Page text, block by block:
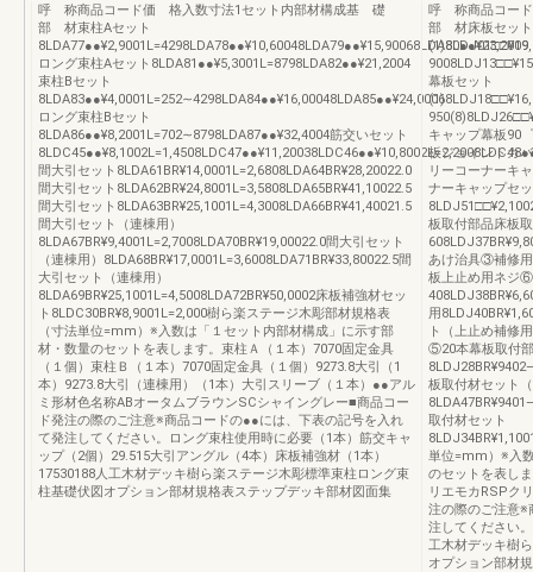
呼 称商品コード価 格入数寸法1セット内部材構成基 礎
部 材束柱Aセット
8LDA77●●¥2,9001L=4298LDA78●●¥10,60048LDA79●●¥15,90068LDA80●●¥23,2009
ロング束柱Aセット8LDA81●●¥5,3001L=8798LDA82●●¥21,2004
束柱Bセット
8LDA83●●¥4,0001L=252∼4298LDA84●●¥16,00048LDA85●●¥24,0006
ロング束柱Bセット
8LDA86●●¥8,2001L=702∼8798LDA87●●¥32,4004筋交いセット
間大引セット8LDA61BR¥14,0001L=2,6808LDA64BR¥28,20022.0
間大引セット8LDA62BR¥24,8001L=3,5808LDA65BR¥41,10022.5
間大引セット8LDA63BR¥25,1001L=4,3008LDA66BR¥41,40021.5
間大引セット（連棟用）
8LDA67BR¥9,4001L=2,7008LDA70BR¥19,00022.0間大引セット
（連棟用）8LDA68BR¥17,0001L=3,6008LDA71BR¥33,80022.5間
大引セット（連棟用）
8LDA69BR¥25,1001L=4,5008LDA72BR¥50,0002床板補強材セッ
ト8LDC30BR¥8,9001L=2,000樹ら楽ステージ木彫部材規格表
（寸法単位=mm）※入数は「１セット内部材構成」に示す部
材・数量のセットを表します。束柱Ａ（１本）7070固定金具
（１個）束柱Ｂ（１本）7070固定金具（１個）9273.8大引（1
本）9273.8大引（連棟用）（1本）大引スリーブ（１本）●●アル
ミ形材色名称ABオータムブラウンSCシャイングレー■商品コー
ド発注の際のご注意※商品コードの●●には、下表の記号を入れ
て発注してください。ロング束柱使用時に必要（1本）筋交キャ
ップ（2個）29.515大引アングル（4本）床板補強材（1本）
17530188人工木材デッキ樹ら楽ステージ木彫標準束柱ロング束
柱基礎伏図オプション部材規格表ステップデッキ部材図面集
呼 称商品コー
部 材床板セット
幕板セット
キャップ幕板90
板ジョイントカ
リーコーナーキ
ナーキャップセ
板取付部品床板
あけ治具③補修
板上止め用ネジ
用
ト（上止め補修
⑤20本幕板取付
板取付材セット
取付材セット
単位=mm）※入
のセットを表し
リエモカRSPク
注の際のご注意※
注してください
工木材デッキ樹
オプション部材